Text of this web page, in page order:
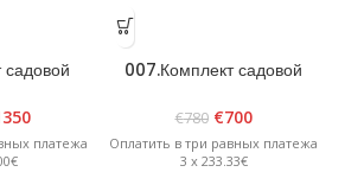
садовой
платежа
007.Комплект садовой
€780 €700
Оплатить в три равных платежа
3 x 233.33€